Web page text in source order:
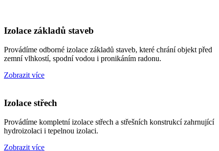
Izolace základů staveb
Provádíme odborné izolace základů staveb, které chrání objekt před
zemní vlhkostí, spodní vodou i pronikáním radonu.
Zobrazit více
Izolace střech
Provádíme kompletní izolace střech a střešních konstrukcí zahrnující
hydroizolaci i tepelnou izolaci.
Zobrazit více